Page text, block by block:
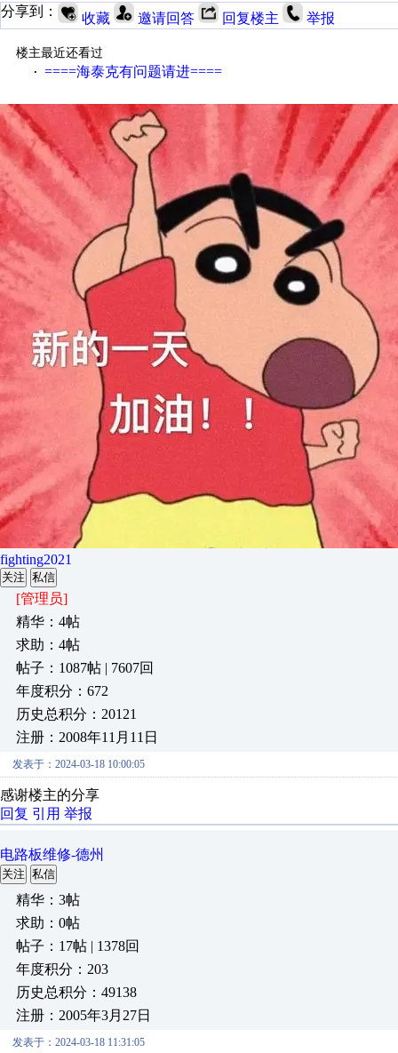
分享到：
收藏 邀请回答 回复楼主 举报
楼主最近还看过
· ====海泰克有问题请进====
fighting2021
关注 私信
[管理员]
精华：4帖
求助：4帖
帖子：1087帖 | 7607回
年度积分：672
历史总积分：20121
注册：2008年11月11日
发表于：2024-03-18 10:00:05
感谢楼主的分享
回复 引用 举报
电路板维修-德州
关注 私信
精华：3帖
求助：0帖
帖子：17帖 | 1378回
年度积分：203
历史总积分：49138
注册：2005年3月27日
发表于：2024-03-18 11:31:05